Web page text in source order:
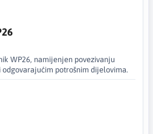
WP26, namijenjen povezivanju
potrošnim dijelovima.